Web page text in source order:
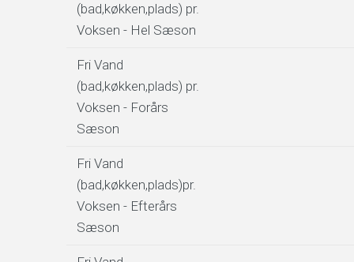
(bad,køkken,plads) pr.
Voksen - Hel Sæson
Fri Vand
(bad,køkken,plads) pr.
Voksen - Forårs
Sæson
Fri Vand
(bad,køkken,plads)pr.
Voksen - Efterårs
Sæson